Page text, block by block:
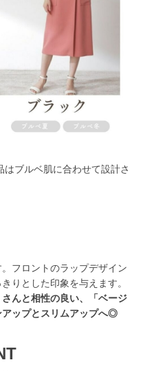
はブルベ肌に合わせて設計さ
フロントのラップデザイン
んと相性の良い、「ベージ
アップとスリムアップへ◎